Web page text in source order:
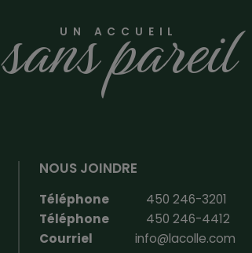
UN ACCUEIL
sans pareil
NOUS JOINDRE
Téléphone
450 246-3201
Téléphone
450 246-4412
Courriel
info@lacolle.com